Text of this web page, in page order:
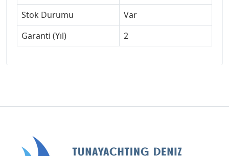
Stok Durumu
Var
Garanti (Yıl)
2